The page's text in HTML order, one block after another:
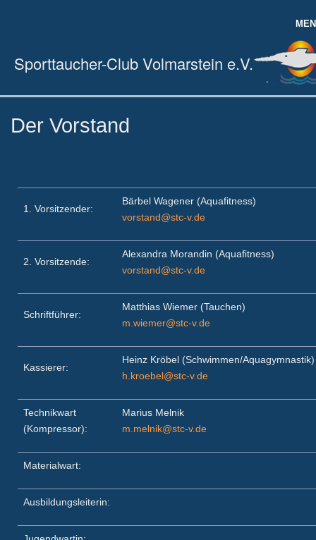
AUSBILDUNG
VEREINSLEBEN
MITGLIEDER
Sporttaucher-Club Volmarstein e.V.
Der Vorstand
1. Vorsitzender:
Bärbel Wagener (Aquafitness)
vorstand@stc-v.de
2. Vorsitzende:
Alexandra Morandin (Aquafitness)
vorstand@stc-v.de
Schriftführer:
Matthias Wiemer (Tauchen)
m.wiemer@stc-v.de
Kassierer:
Heinz Kröbel (Schwimmen/Aquagymnastik)
h.kroebel@stc-v.de
Technikwart
(Kompressor):
Marius Melnik
m.melnik@stc-v.de
Materialwart:
Ausbildungsleiterin: